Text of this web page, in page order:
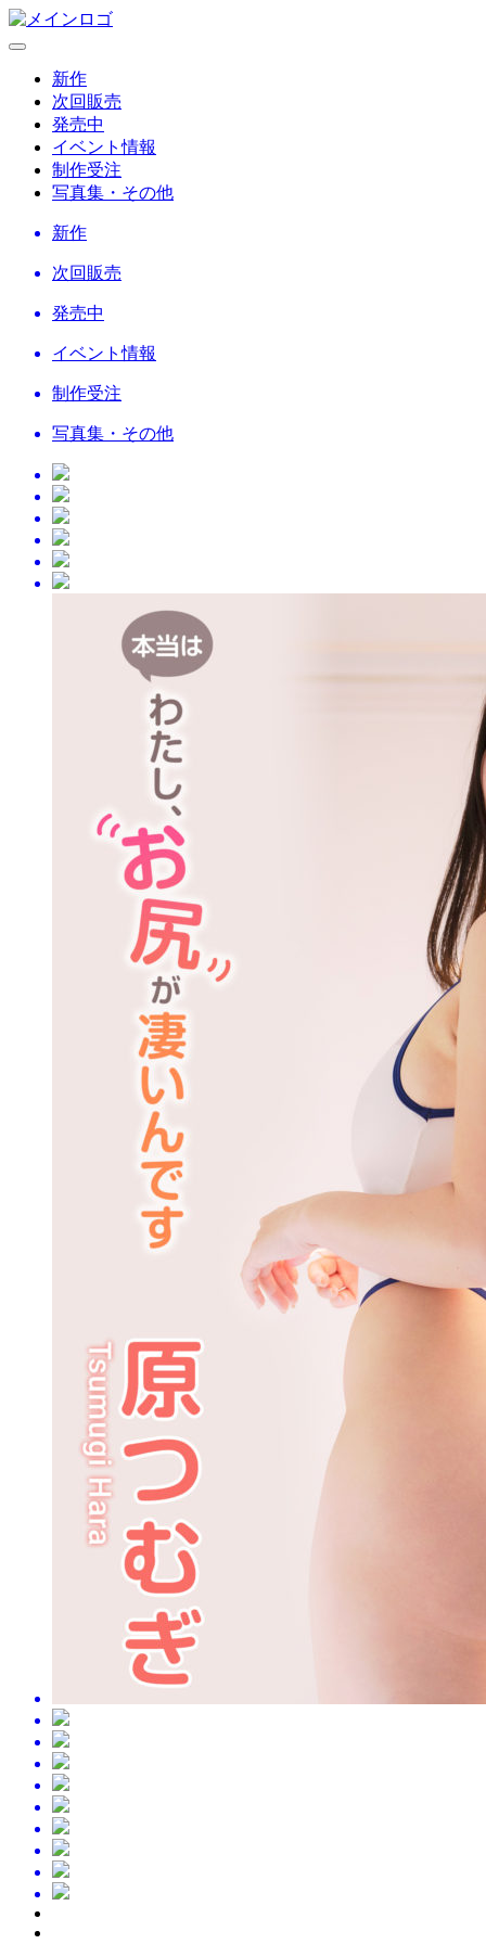
新作
次回販売
発売中
イベント情報
制作受注
写真集・その他
新作
次回販売
発売中
イベント情報
制作受注
写真集・その他